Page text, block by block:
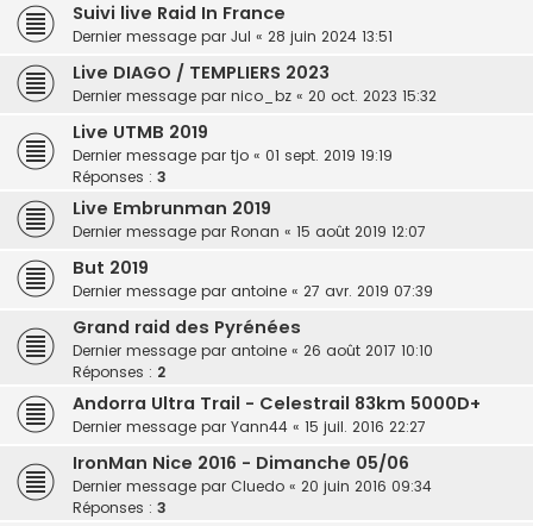
Suivi live Raid In France
Dernier message par Jul « 28 juin 2024 13:51
Live DIAGO / TEMPLIERS 2023
Dernier message par nico_bz « 20 oct. 2023 15:32
Live UTMB 2019
Dernier message par tjo « 01 sept. 2019 19:19
Réponses : 3
Live Embrunman 2019
Dernier message par Ronan « 15 août 2019 12:07
But 2019
Dernier message par antoine « 27 avr. 2019 07:39
Grand raid des Pyrénées
Dernier message par antoine « 26 août 2017 10:10
Réponses : 2
Andorra Ultra Trail - Celestrail 83km 5000D+
Dernier message par Yann44 « 15 juil. 2016 22:27
IronMan Nice 2016 - Dimanche 05/06
Dernier message par Cluedo « 20 juin 2016 09:34
Réponses : 3